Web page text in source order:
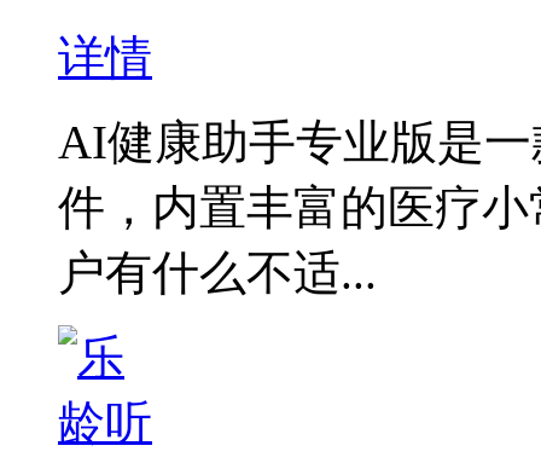
详情
AI健康助手专业版是
件，内置丰富的医疗
户有什么不适...